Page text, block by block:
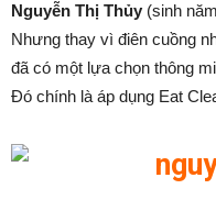
Nguyễn Thị Thủy (sinh
Nhưng thay vì điên cuồng
đã có một lựa chọn thông
Đó chính là áp dụng Eat